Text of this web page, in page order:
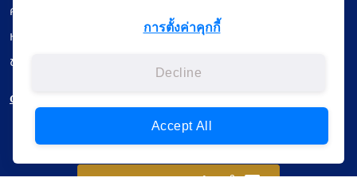
ค้นรายการหนังสือ
หนังสืออิเล็กทรอนิกส์
ข้อมูลผู้ใช้งาน
ดาวน์โหลดใช้งานบนแอปพลิเคชัน
แบบสอบถามความพึงพอใจ
การตั้งค่าคุกกี้
Decline
Accept All